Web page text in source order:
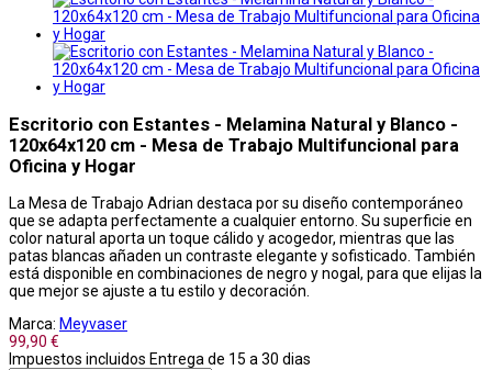
Escritorio con Estantes - Melamina Natural y Blanco -
120x64x120 cm - Mesa de Trabajo Multifuncional para
Oficina y Hogar
La Mesa de Trabajo Adrian destaca por su diseño contemporáneo
que se adapta perfectamente a cualquier entorno. Su superficie en
color natural aporta un toque cálido y acogedor, mientras que las
patas blancas añaden un contraste elegante y sofisticado. También
está disponible en combinaciones de negro y nogal, para que elijas la
que mejor se ajuste a tu estilo y decoración.
Marca: Meyvaser
99,90 €
Impuestos incluidos Entrega de 15 a 30 dias